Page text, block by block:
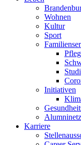
Wohnen
Kultur
Sport
Initiativen
Karriere